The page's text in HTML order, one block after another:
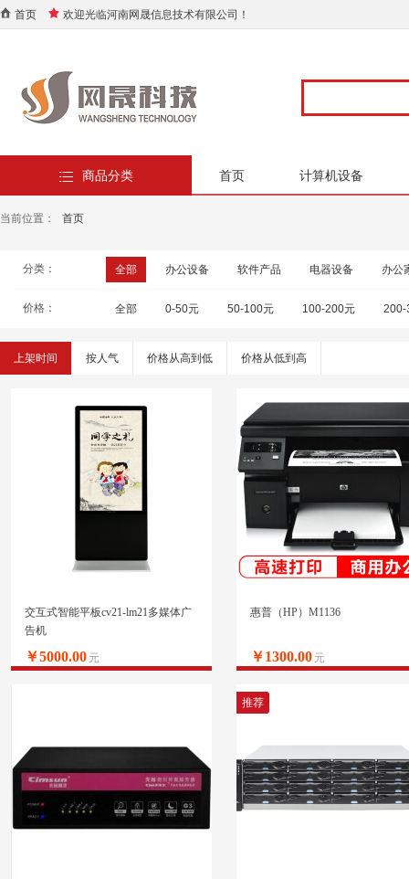
首页 欢迎光临河南网晟信息技术有限公司！
商品分类 首页 计算机设备
当前位置： 首页
分类： 全部 办公设备 软件产品 电器设备 办公
价格： 全部 0-50元 50-100元 100-200元 200-
上架时间 按人气 价格从高到低 价格从低到高
交互式智能平板cv21-lm21多媒体广
告机
￥5000.00 元
惠普（HP）M1136
￥1300.00 元
推荐